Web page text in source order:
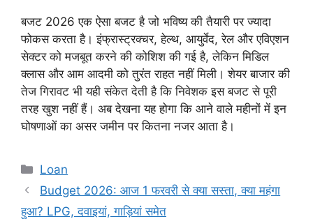
बजट 2026 एक ऐसा बजट है जो भविष्य की तैयारी पर ज्यादा
फोकस करता है। इंफ्रास्ट्रक्चर, हेल्थ, आयुर्वेद, रेल और एविएशन
सेक्टर को मजबूत करने की कोशिश की गई है, लेकिन मिडिल
क्लास और आम आदमी को तुरंत राहत नहीं मिली। शेयर बाजार की
तेज गिरावट भी यही संकेत देती है कि निवेशक इस बजट से पूरी
तरह खुश नहीं हैं। अब देखना यह होगा कि आने वाले महीनों में इन
घोषणाओं का असर जमीन पर कितना नजर आता है।
Categories
Loan
Budget 2026: आज 1 फरवरी से क्या सस्ता, क्या महंगा
हुआ? LPG, दवाइयां, गाड़ियां समेत